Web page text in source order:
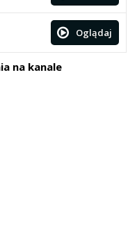
Oglądaj
na kanale